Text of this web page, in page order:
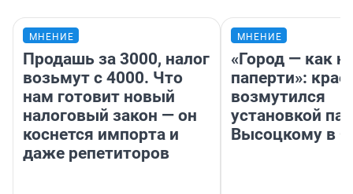
МНЕНИЕ
Продашь за 3000, налог
возьмут с 4000. Что
нам готовит новый
налоговый закон — он
коснется импорта и
даже репетиторов
МНЕНИЕ
«Город — как
паперти»:
возмутился
установкой
Высоцкому в